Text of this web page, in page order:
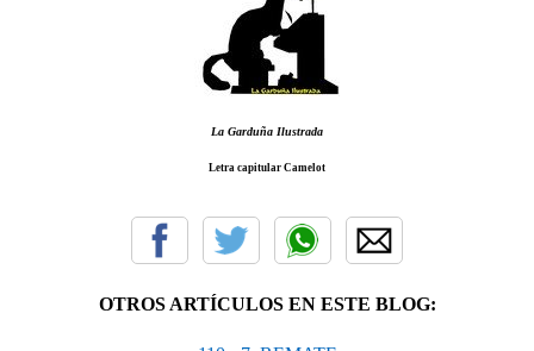
La Garduña Ilustrada
Letra capitular Camelot
OTROS ARTÍCULOS EN ESTE BLOG: